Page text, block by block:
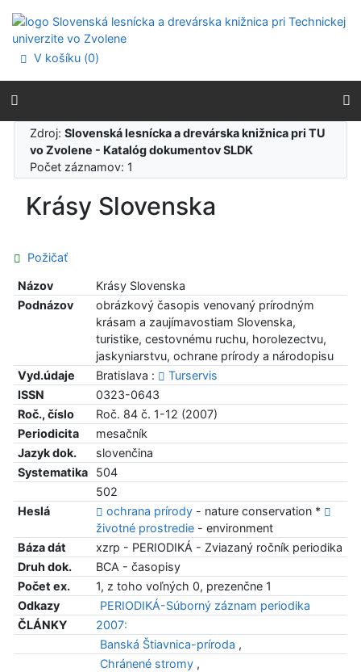
Prejsť na menu
Prehlásenie o webovej prístupnosti
V košíku (0)
Zdroj:Slovenská lesnícka a drevárska knižnica pri TU
vo Zvolene - Katalóg dokumentov SLDK
Počet záznamov: 1
Krásy Slovenska
Požičať
Názov
Krásy Slovenska
Podnázov
obrázkový časopis venovaný prírodným
krásam a zaujímavostiam Slovenska,
turistike, cestovnému ruchu, horolezectvu,
jaskyniarstvu, ochrane prírody a národopisu
Vyd.údaje
Bratislava :
Turservis
ISSN
0323-0643
Roč., číslo
Roč. 84 č. 1-12 (2007)
Periodicita
mesačník
Jazyk dok.
slovenčina
Systematika
504
502
Heslá
ochrana prírody- nature conservation *
životné prostredie- environment
Báza dát
xzrp - PERIODIKÁ - Zviazaný ročník periodika
Druh dok.
BCA - časopisy
Počet ex.
1, z toho voľných 0, prezenčne 1
Odkazy
PERIODIKÁ-Súborný záznam periodika
ČLÁNKY
2007:
Banská Štiavnica-príroda ,
Chránené stromy ,